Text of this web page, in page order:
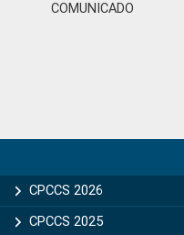
COMUNICADO
Sidebar
CPCCS 2026
CPCCS 2025